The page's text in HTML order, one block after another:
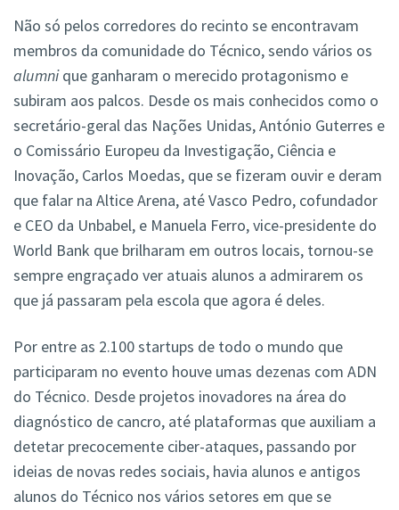
Não só pelos corredores do recinto se encontravam
membros da comunidade do Técnico, sendo vários os
alumnique ganharam o merecido protagonismo e
subiram aos palcos. Desde os mais conhecidos como o
secretário-geral das Nações Unidas, António Guterres e
o Comissário Europeu da Investigação, Ciência e
Inovação, Carlos Moedas, que se fizeram ouvir e deram
que falar na Altice Arena, até Vasco Pedro, cofundador
e CEO da Unbabel, e Manuela Ferro, vice-presidente do
World Bank que brilharam em outros locais, tornou-se
sempre engraçado ver atuais alunos a admirarem os
que já passaram pela escola que agora é deles.
Por entre as 2.100 startups de todo o mundo que
participaram no evento houve umas dezenas com ADN
do Técnico. Desde projetos inovadores na área do
diagnóstico de cancro, até plataformas que auxiliam a
detetar precocemente ciber-ataques, passando por
ideias de novas redes sociais, havia alunos e antigos
alunos do Técnico nos vários setores em que se